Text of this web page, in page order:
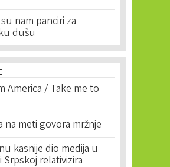
nam panciri za
dušu
America / Take me to
na meti govora mržnje
kasnije dio medija u
Srpskoj relativizira